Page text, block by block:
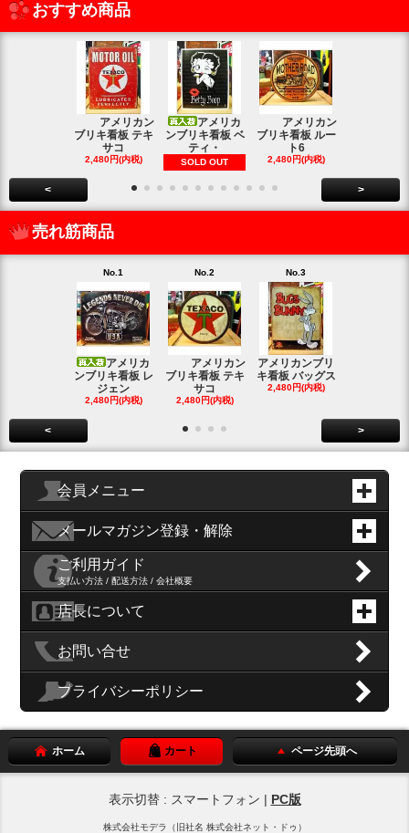
おすすめ商品
アメリカン
ブリキ看板 テキ
サコ
2,480円(内税)
アメリカ
ンブリキ看板 ベ
ティ・
SOLD OUT
アメリカン
ブリキ看板 ルー
ト6
2,480円(内税)
< >
売れ筋商品
No.1
アメリカ
ンブリキ看板 レ
ジェン
2,480円(内税)
No.2
アメリカン
ブリキ看板 テキ
サコ
2,480円(内税)
No.3
アメリカンブリ
キ看板 バッグス
2,480円(内税)
< >
会員メニュー
メールマガジン登録・解除
ご利用ガイド
支払い方法 / 配送方法 / 会社概要
店長について
お問い合せ
プライバシーポリシー
ホーム カート ページ先頭へ
表示切替 : スマートフォン | PC版
株式会社モデラ（旧社名 株式会社ネット・ドゥ）